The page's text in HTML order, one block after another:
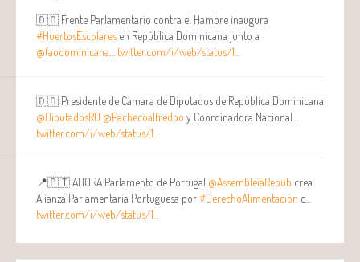
🇩🇴 Frente Parlamentario contra el Hambre inaugura
#HuertosEscolares en República Dominicana junto a
@faodominicana
twitter.com/i/web/status/1…
🇩🇴 Presidente de Cámara de Diputados de República Dominicana
@DiputadosRD @Pachecoalfredoo y Coordinadora Nacional…
twitter.com/i/web/status/1…
📍🇵🇹 AHORA Parlamento de Portugal @AssembleiaRepub crea
Alianza Parlamentaria Portuguesa por#DerechoAlimentación c…
twitter.com/i/web/status/1…